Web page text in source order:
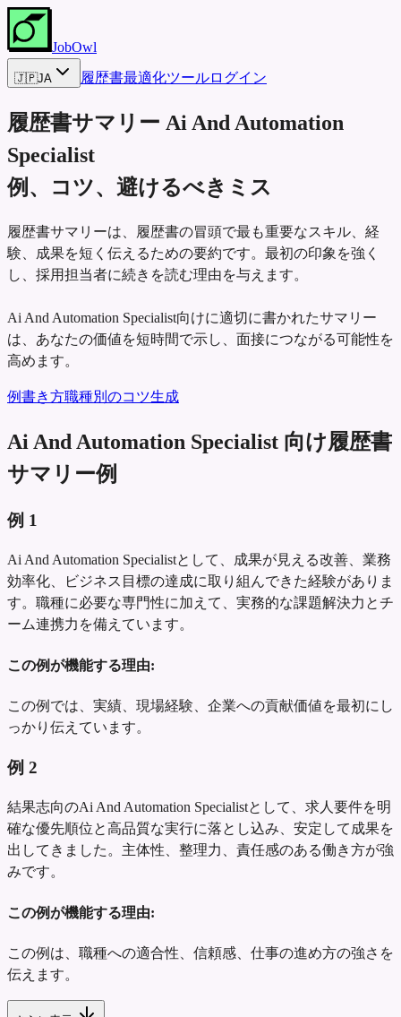
JobOwl
🇯🇵JA 履歴書最適化ツールログイン
履歴書サマリー Ai And Automation
Specialist
例、コツ、避けるべきミス
履歴書サマリーは、履歴書の冒頭で最も重要なスキル、経
験、成果を短く伝えるための要約です。最初の印象を強く
し、採用担当者に続きを読む理由を与えます。
Ai And Automation Specialist向けに適切に書かれたサマリー
は、あなたの価値を短時間で示し、面接につながる可能性を
高めます。
例書き方職種別のコツ生成
Ai And Automation Specialist 向け履歴書
サマリー例
例 1
Ai And Automation Specialistとして、成果が見える改善、業務
効率化、ビジネス目標の達成に取り組んできた経験がありま
す。職種に必要な専門性に加えて、実務的な課題解決力とチ
ーム連携力を備えています。
この例が機能する理由:
この例では、実績、現場経験、企業への貢献価値を最初にし
っかり伝えています。
例 2
結果志向のAi And Automation Specialistとして、求人要件を明
確な優先順位と高品質な実行に落とし込み、安定して成果を
出してきました。主体性、整理力、責任感のある働き方が強
みです。
この例が機能する理由:
この例は、職種への適合性、信頼感、仕事の進め方の強さを
伝えます。